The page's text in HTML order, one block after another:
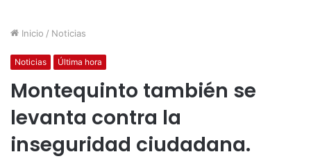
Inicio / Noticias
Noticias Última hora
Montequinto también se
levanta contra la
inseguridad ciudadana.